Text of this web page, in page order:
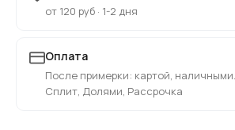
от 120 руб · 1-2 дня
Оплата
После примерки: картой,
Сплит, Долями, Рассрочка